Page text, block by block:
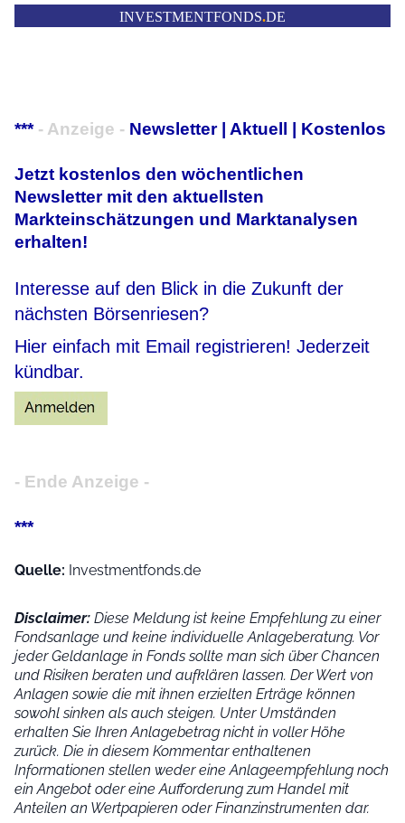
INVESTMENTFONDS.DE
*** - Anzeige - Newsletter | Aktuell | Kostenlos
Jetzt kostenlos den wöchentlichen
Newsletter mit den aktuellsten
Markteinschätzungen und Marktanalysen
erhalten!
Interesse auf den Blick in die Zukunft der
nächsten Börsenriesen?
Hier einfach mit Email registrieren! Jederzeit
kündbar.
- Ende Anzeige -
***
Quelle: Investmentfonds.de
Disclaimer: Diese Meldung ist keine Empfehlung zu einer
Fondsanlage und keine individuelle Anlageberatung. Vor
jeder Geldanlage in Fonds sollte man sich über Chancen
und Risiken beraten und aufklären lassen. Der Wert von
Anlagen sowie die mit ihnen erzielten Erträge können
sowohl sinken als auch steigen. Unter Umständen
erhalten Sie Ihren Anlagebetrag nicht in voller Höhe
zurück. Die in diesem Kommentar enthaltenen
Informationen stellen weder eine Anlageempfehlung noch
ein Angebot oder eine Aufforderung zum Handel mit
Anteilen an Wertpapieren oder Finanzinstrumenten dar.